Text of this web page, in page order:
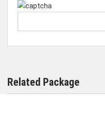
Related Package